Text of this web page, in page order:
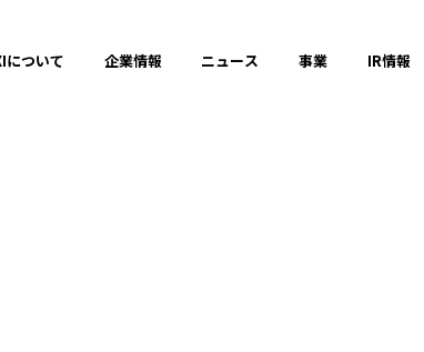
について 企業情報 ニュース 事業 IR情報